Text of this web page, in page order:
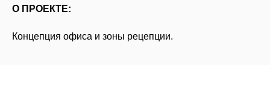
О ПРОЕКТЕ:
Концепция офиса и зоны рецепции.